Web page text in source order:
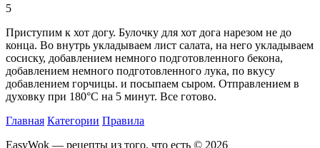
5
Приступим к хот догу. Булочку для хот дога нарезом не до
конца. Во внутрь укладываем лист салата, на него укладываем
сосиску, добавлением немного подготовленного бекона,
добавлением немного подготовленного лука, по вкусу
добавлением горчицы. и посыпаем сыром. Отправлением в
духовку при 180°С на 5 минут. Все готово.
Главная Категории Правила
EasyWok — рецепты из того, что есть © 2026